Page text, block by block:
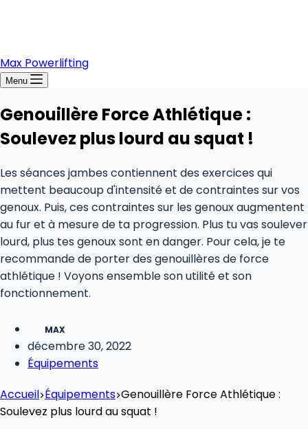
Max Powerlifting
Menu
Genouillère Force Athlétique :
Soulevez plus lourd au squat !
Les séances jambes contiennent des exercices qui
mettent beaucoup d'intensité et de contraintes sur vos
genoux. Puis, ces contraintes sur les genoux augmentent
au fur et à mesure de ta progression. Plus tu vas soulever
lourd, plus tes genoux sont en danger. Pour cela, je te
recommande de porter des genouillères de force
athlétique ! Voyons ensemble son utilité et son
fonctionnement.
MAX
décembre 30, 2022
Équipements
Accueil Équipements Genouillère Force Athlétique :
Soulevez plus lourd au squat !